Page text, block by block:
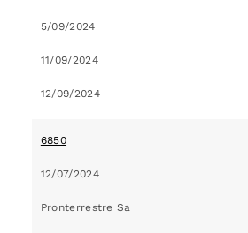
5/09/2024
11/09/2024
12/09/2024
6850
12/07/2024
Pronterrestre Sa